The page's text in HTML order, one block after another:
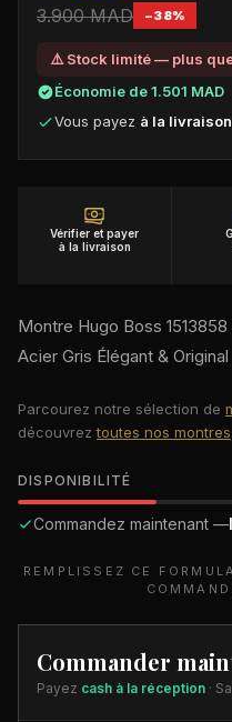
3.900MAD −38%
⚠️ Stock limité — plus
Économie de1.501 MAD
Vous payez à la livraison
Vérifier et payer
à la livraison
Montre Hugo Boss
Acier Gris Élégant & Original
Parcourez notre sélection de
découvrez toutes nos montres
DISPONIBILITÉ
Commandez maintenant —
REMPLISSEZ CE
Commander
Payez cash à la réception ·